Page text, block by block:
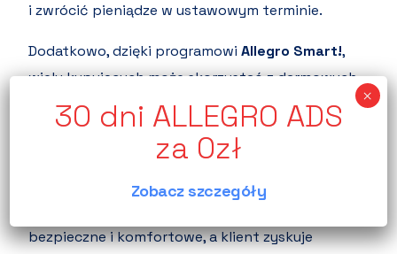
i zwrócić pieniądze w ustawowym terminie.
Dodatkowo, dzięki programowiAllegro Smart!,
wielu kupujących może skorzystać z darmowych
zwrotów poprzez Paczkomaty InPost lub inne
punkty odbioru. Sam proces jest intuicyjny –
wystarczy w panelu Allegro kliknąć opcję zwrotu,
wygenerować etykietę i nadać przesyłkę. To
bezpieczne i komfortowe, a klient zyskuje
Zobacz szczegóły